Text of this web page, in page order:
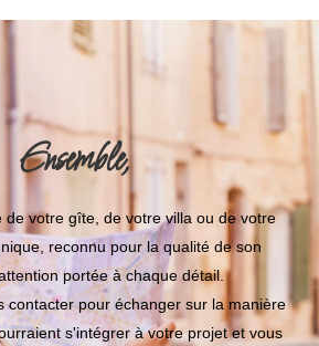
Ensemble,
de votre gîte, de votre villa ou de votre
reconnu pour la qualité de son
portée à chaque détail.
contacter pour échanger sur la manière
s'intégrer à votre projet et vous